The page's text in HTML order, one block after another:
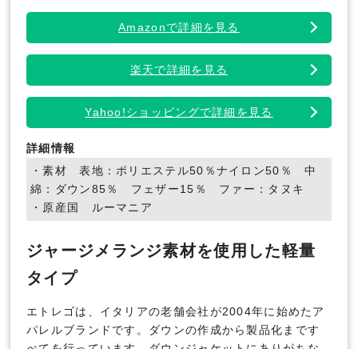
Amazonで詳細を見る
楽天で詳細を見る
Yahoo!ショッピングで詳細を見る
詳細情報
・素材 表地：ポリエステル50％ナイロン50％ 中
綿：ダウン85％ フェザー15％ ファー：タヌキ
・原産国 ルーマニア
ジャージメランジ素材を使用した軽量
タイプ
エトレゴは、イタリアの老舗会社が2004年に始めたア
パレルブランドです。ダウンの作成から製品化まです